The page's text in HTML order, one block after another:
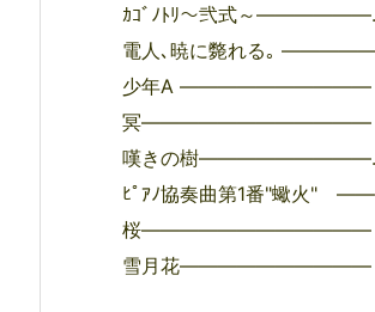
ｶｺﾞﾉﾄﾘ～弐式～――――――.
電人､暁に斃れる｡ ―――――
少年A ――――――――――【
冥――――――――――――【
嘆きの樹―――――――――.【
ﾋﾟｱﾉ協奏曲第1番"蠍火" ――
桜――――――――――――【
雪月花――――――――――【